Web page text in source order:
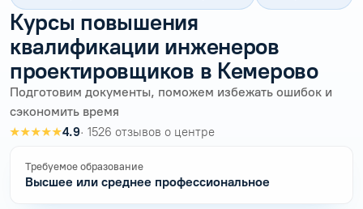
Курсы повышения
квалификации инженеров
проектировщиков в Кемерово
Подготовим документы, поможем избежать ошибок и
сэкономить время
★★★★★4.9· 1526 отзывов о центре
Требуемое образование
Высшее или среднее профессиональное